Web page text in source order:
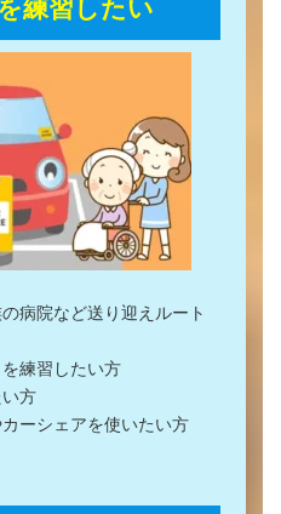
練習したい
病院など送り迎えルート
練習したい方
方
ーシェアを使いたい方